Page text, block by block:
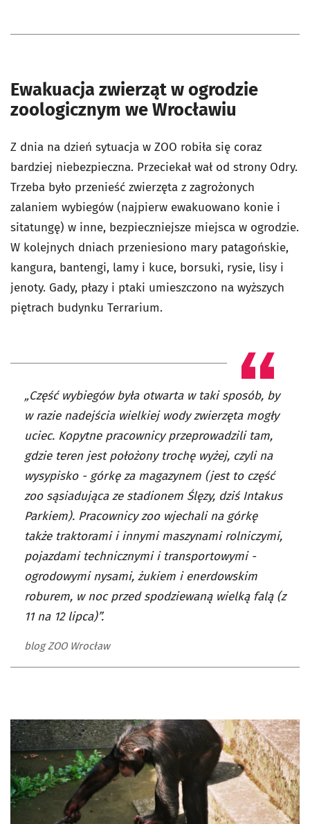
Ewakuacja zwierząt w ogrodzie
zoologicznym we Wrocławiu
Z dnia na dzień sytuacja w ZOO robiła się coraz
bardziej niebezpieczna. Przeciekał wał od strony Odry.
Trzeba było przenieść zwierzęta z zagrożonych
zalaniem wybiegów (najpierw ewakuowano konie i
sitatungę) w inne, bezpieczniejsze miejsca w ogrodzie.
W kolejnych dniach przeniesiono mary patagońskie,
kangura, bantengi, lamy i kuce, borsuki, rysie, lisy i
jenoty. Gady, płazy i ptaki umieszczono na wyższych
piętrach budynku Terrarium.
„Część wybiegów była otwarta w taki sposób, by
w razie nadejścia wielkiej wody zwierzęta mogły
uciec. Kopytne pracownicy przeprowadzili tam,
gdzie teren jest położony trochę wyżej, czyli na
wysypisko - górkę za magazynem (jest to część
zoo sąsiadująca ze stadionem Ślęzy, dziś Intakus
Parkiem). Pracownicy zoo wjechali na górkę
także traktorami i innymi maszynami rolniczymi,
pojazdami technicznymi i transportowymi -
ogrodowymi nysami, żukiem i enerdowskim
roburem, w noc przed spodziewaną wielką falą (z
11 na 12 lipca)”.
blog ZOO Wrocław